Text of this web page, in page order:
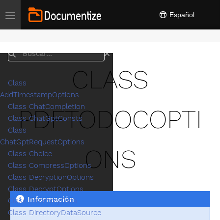
Toggle navigation Español
CLASS
PDFTODOCOPTI
ONS
Información
Buscar
Class
AddTimestampOptions
Class ChatCompletion
Class ChatGptConsts
Class
ChatGptRequestOptions
Class Choice
Class CompressOptions
Class DecryptionOptions
Class DecryptOptions
Class DirectoryData
Class DirectoryDataSource